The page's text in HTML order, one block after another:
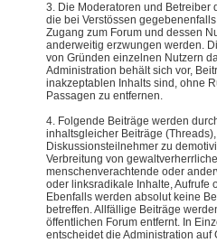
3. Die Moderatoren und Betreiber
die bei Verstössen
Zugang zum Forum und dessen
anderweitig erzwungen werden.
von Gründen einzelnen Nutzern
Administration behält sich vor,
inakzeptablen Inhalts sind, ohne
Passagen zu entfernen.
4. Folgende Beiträge werden
inhaltsgleicher Beiträge
Diskussionsteilnehmer zu
Verbreitung von
menschenverachtende oder
oder linksradikale Inhalte, Aufrufe
Ebenfalls werden absolut keine
betreffen. Allfällige Beiträge
öffentlichen Forum entfernt. In
entscheidet die Administration